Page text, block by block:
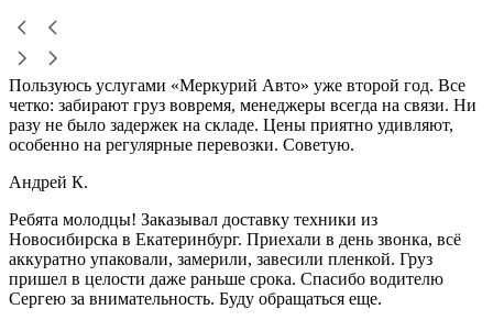
Пользуюсь услугами «Меркурий Авто» уже второй год. Все
четко: забирают груз вовремя, менеджеры всегда на связи. Ни
разу не было задержек на складе. Цены приятно удивляют,
особенно на регулярные перевозки. Советую.
Андрей К.
Ребята молодцы! Заказывал доставку техники из
Новосибирска в Екатеринбург. Приехали в день звонка, всё
аккуратно упаковали, замерили, завесили пленкой. Груз
пришел в целости даже раньше срока. Спасибо водителю
Сергею за внимательность. Буду обращаться еще.